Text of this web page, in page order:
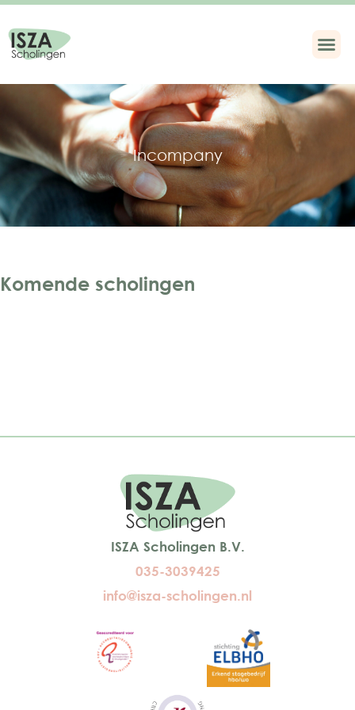
Incompany
Komende scholingen
ISZA Scholingen B.V.
035-3039425
info@isza-scholingen.nl